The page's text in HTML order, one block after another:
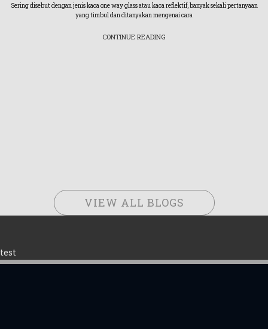
Sering disebut dengan jenis kaca one way glass atau kaca reflektif, banyak sekali pertanyaan
yang timbul dan ditanyakan mengenai cara
CONTINUE READING
VIEW ALL BLOGS
test